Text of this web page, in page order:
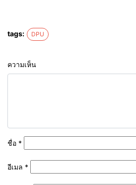
tags: DPU
ความเห็น
ชื่อ *
อีเมล *